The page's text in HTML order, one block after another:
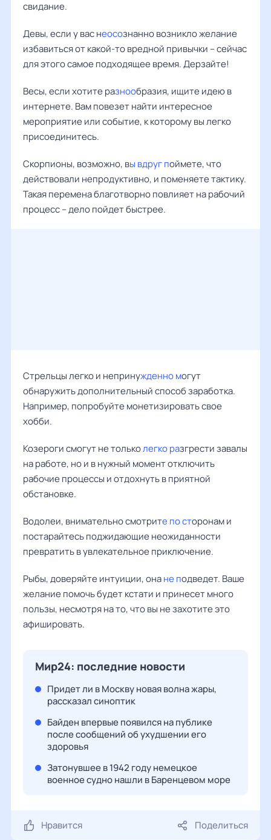
свидание.
Девы, если у вас неосознанно возникло желание
избавиться от какой-то вредной привычки – сейчас
для этого самое подходящее время. Дерзайте!
Весы, если хотите разнообразия, ищите идею в
интернете. Вам повезет найти интересное
мероприятие или событие, к которому вы легко
присоединитесь.
Скорпионы, возможно, вы вдруг поймете, что
действовали непродуктивно, и поменяете тактику.
Такая перемена благотворно повлияет на рабочий
процесс – дело пойдет быстрее.
Стрельцы легко и непринужденно могут
обнаружить дополнительный способ заработка.
Например, попробуйте монетизировать свое
хобби.
Козероги смогут не тольколегко разгрести завалы
на работе, но и в нужный момент отключить
рабочие процессы и отдохнуть в приятной
обстановке.
Водолеи, внимательно смотрите по сторонам и
постарайтесь поджидающие неожиданности
превратить в увлекательное приключение.
Рыбы, доверяйте интуиции, онане подведет. Ваше
желание помочь будет кстати и принесет много
пользы, несмотря на то, что вы не захотите это
афишировать.
Мир24: последние новости
Придет ли в Москву новая волна жары,
рассказал синоптик
Байден впервые появился на публике
после сообщений об ухудшении его
здоровья
Затонувшее в 1942 году немецкое
военное судно нашли в Баренцевом море
Нравится Поделиться